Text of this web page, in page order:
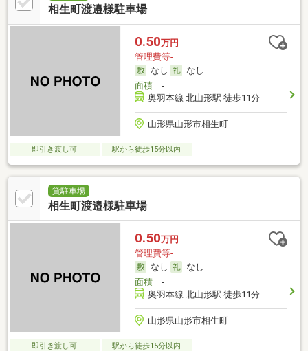
相生町渡邉様駐車場
0.50万円
管理費等-
なし
なし
面積-
奥羽本線 北山形駅 徒歩11分
山形県山形市相生町
即引き渡し可 駅から徒歩15分以内
貸駐車場
相生町渡邉様駐車場
0.50万円
管理費等-
なし
なし
面積-
奥羽本線 北山形駅 徒歩11分
山形県山形市相生町
即引き渡し可 駅から徒歩15分以内